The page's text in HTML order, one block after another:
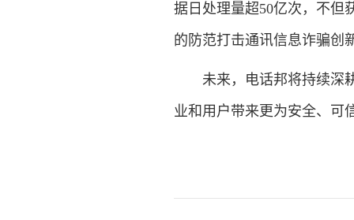
据日处理量超50亿次，不但
的防范打击通讯信息诈骗创
未来，电话邦将持续深耕
业和用户带来更为安全、可